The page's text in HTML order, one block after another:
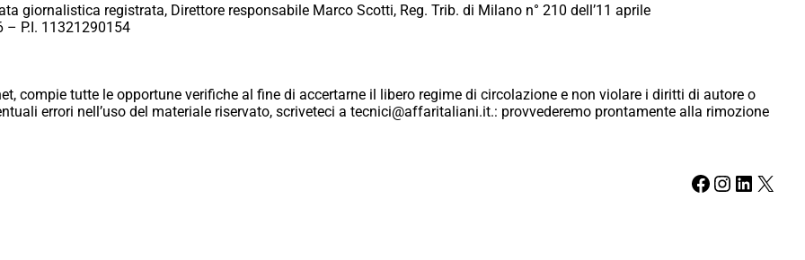
giornalistica registrata, Direttore responsabile Marco Scotti, Reg. Trib. di Milano n° 210 dell’11 aprile
– P.I. 11321290154
compie tutte le opportune verifiche al fine di accertarne il libero regime di circolazione e non violare i diritti di autore o
errori nell’uso del materiale riservato, scriveteci a tecnici@affaritaliani.it.: provvederemo prontamente alla rimozione
Facebook Instagram LinkedIn X